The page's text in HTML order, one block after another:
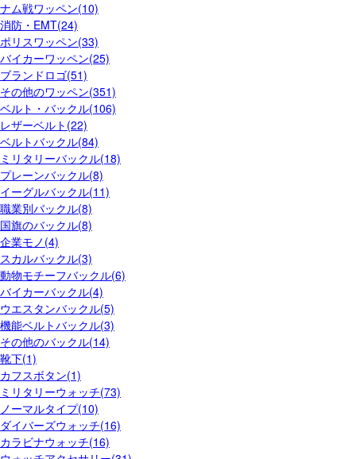
ナム戦ワッペン(10)
消防・EMT(24)
ポリスワッペン(33)
バイカーワッペン(25)
ブランドロゴ(51)
その他のワッペン(351)
ベルト・バックル(106)
レザーベルト(22)
ベルトバックル(84)
ミリタリーバックル(18)
プレーンバックル(8)
イーグルバックル(11)
職業別バックル(8)
国旗のバックル(8)
企業モノ(4)
スカルバックル(3)
動物モチーフバックル(6)
バイカーバックル(4)
ウエスタンバックル(5)
機能ベルトバックル(3)
その他のバックル(14)
靴下(1)
カフスボタン(1)
ミリタリーウォッチ(73)
ノーマルタイプ(10)
ダイバーズウォッチ(16)
カラビナウォッチ(16)